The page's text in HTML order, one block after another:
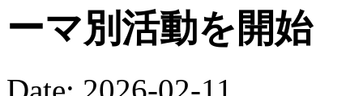
ーマ別活動を開始